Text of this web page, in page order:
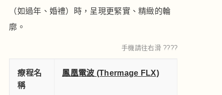
（如過年、婚禮）時，呈現更緊實、精緻的輪
廓。
手機請往右滑 ????
療程名
稱
鳳凰電波 (Thermage FLX)